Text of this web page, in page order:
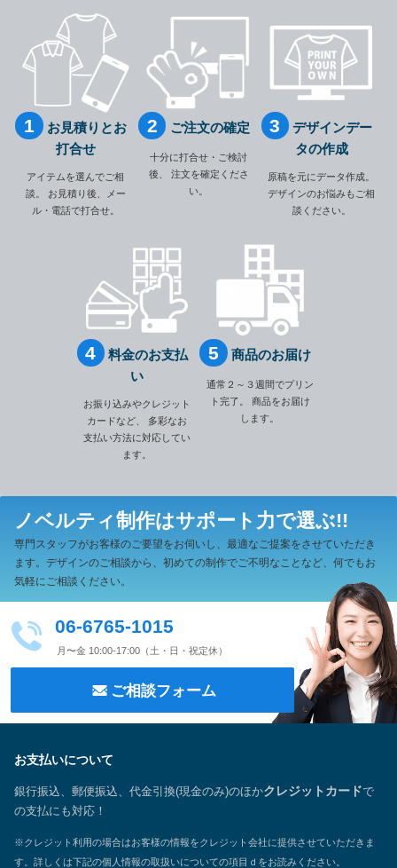
お見積りとお
打合せ
アイテムを選んでご相
談。
お見積り後、メー
ル・電話で打合せ。
ご注文の確定
十分に打合せ・ご検討
後、
注文を確定くださ
い。
デザインデー
タの作成
原稿を元にデータ作成。
デザインのお悩みもご相
談ください。
料金のお支払
い
お振り込みやクレジット
カードなど、
多彩なお
支払い方法に対応してい
ます。
商品のお届け
通常２～３週間でプリン
ト完了。
商品をお届け
します。
ノベルティ制作はサポート力で選ぶ!!
専門スタッフがお客様のご要望をお伺いし、最適なご提案をさせていただき
ます。 デザインのご相談から、初めての制作でご不明なことなど、何でもお
気軽にご相談ください。
06-6765-1015
月〜金 10:00-17:00（土・日・祝定休）
ご相談フォーム
お支払いについて
銀行振込、郵便振込、代金引換(現金のみ)のほかクレジットカードで
の支払にも対応！
※クレジット利用の場合はお客様の情報をクレジット会社に提供させていただきま
す。詳しくは下記の個人情報の取扱いについての項目ｄをお読みください。